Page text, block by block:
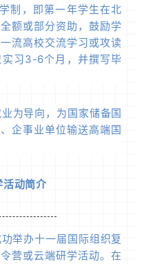
制，即第一年学生在北
额或部分资助，鼓励学
流高校交流学习或攻读
习3-6个月，并撰写毕
为导向，为国家储备国
企事业单位输送高端国
活动简介
举办十一届国际组织复
营或云端研学活动。在